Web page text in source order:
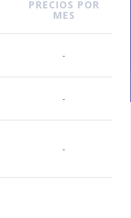
PRECIOS POR
MES
-
-
-